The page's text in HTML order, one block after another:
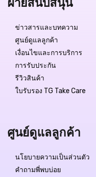
฿6,999.-
สถานะสินค้า:
ฝ่ายสนับสนุน
ข่าวสารและบทความ
ศูนย์ดูแลลูกค้า
เงื่อนไขและการบริการ
การรับประกัน
รีวิวสินค้า
ใบรับรอง TG Take Care
ศูนย์ดูแลลูกค้า
นโยบายความเป็นส่วนตัว
คำถามพี่พบบ่อย